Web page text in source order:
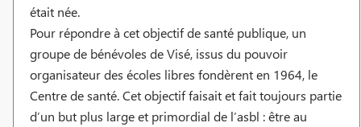
était née.
Pour répondre à cet objectif de santé publique, un
groupe de bénévoles de Visé, issus du pouvoir
organisateur des écoles libres fondèrent en 1964, le
Centre de santé. Cet objectif faisait et fait toujours partie
d’un but plus large et primordial de l’asbl : être au